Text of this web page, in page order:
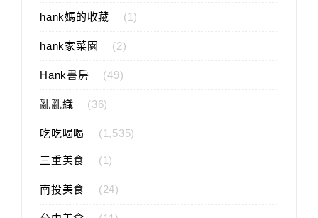
hank媽的收藏 (1)
hank家菜園 (2)
Hank書房 (49)
亂亂織 (36)
吃吃喝喝 (1,535)
三重美食 (1)
南投美食 (24)